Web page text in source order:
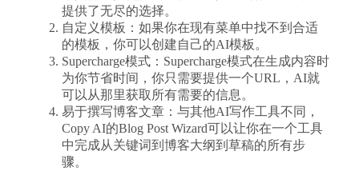
提供了无尽的选择。
自定义模板：如果你在现有菜单中找不到合适
的模板，你可以创建自己的AI模板。
Supercharge模式：Supercharge模式在生成内容时
为你节省时间，你只需要提供一个URL，AI就
可以从那里获取所有需要的信息。
易于撰写博客文章：与其他AI写作工具不同，
Copy AI的Blog Post Wizard可以让你在一个工具
中完成从关键词到博客大纲到草稿的所有步
骤。